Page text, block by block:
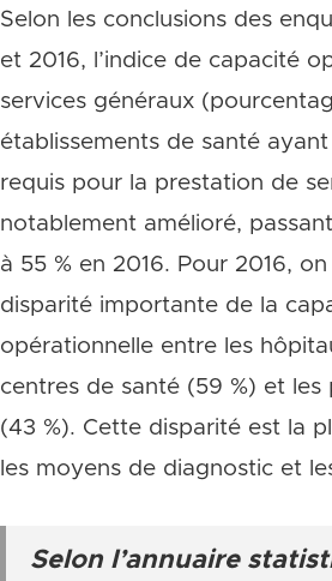
Selon les conclusions des
et 2016, l’indice de capacité
services généraux
établissements de santé
requis pour la prestation de
notablement amélioré,
à 55 % en 2016. Pour 2016,
disparité importante de la
opérationnelle entre les
centres de santé (59 %) et les
(43 %). Cette disparité est la
les moyens de diagnostic et
Selon l’annuaire